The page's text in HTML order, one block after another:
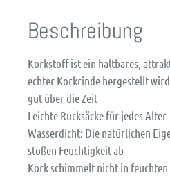
Beschreibung
Korkstoff ist ein haltbares,
echter Korkrinde hergestellt
gut über die Zeit
Leichte Rucksäcke für jedes Alter
Wasserdicht: Die natürlichen
stoßen Feuchtigkeit ab
Kork schimmelt nicht in